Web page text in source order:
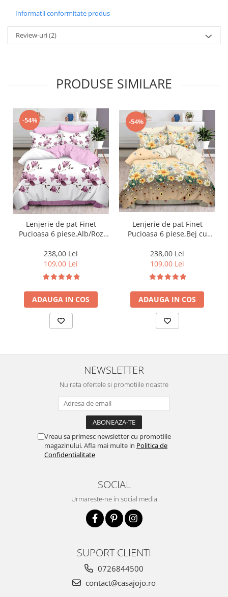
Informatii conformitate produs
Review-uri(2)
PRODUSE SIMILARE
-54%
Lenjerie de pat Finet
Pucioasa 6 piese,Alb/Roz
238,00 Lei
109,00 Lei
ADAUGA IN COS
-54%
Lenjerie de pat Finet
Pucioasa 6 piese,Bej cu
238,00 Lei
109,00 Lei
ADAUGA IN COS
NEWSLETTER
Nu rata ofertele si promotiile noastre
Vreau sa primesc newsletter cu promotiile
magazinului. Afla mai multe in Politica de
Confidentialitate
SOCIAL
Urmareste-ne in social media
SUPORT CLIENTI
0726844500
contact@casajojo.ro